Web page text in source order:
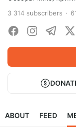
3 314 subscribers
ABOUT FEED